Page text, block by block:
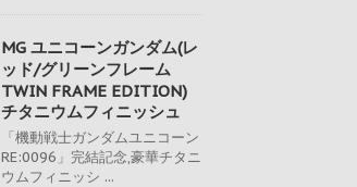
MG ユニコーンガンダム(レ
ッド/グリーンフレーム
TWIN FRAME EDITION)
チタニウムフィニッシュ
「機動戦士ガンダムユニコーン
RE:0096」完結記念,豪華チタニ
ウムフィニッシ ...